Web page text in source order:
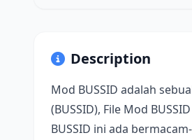
Description
Mod BUSSID adalah
(BUSSID), File Mod
BUSSID ini ada